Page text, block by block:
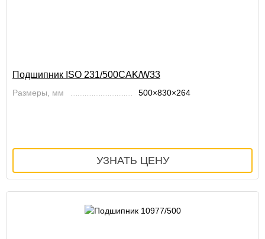
Подшипник ISO 231/500CAK/W33
Размеры, мм 500×830×264